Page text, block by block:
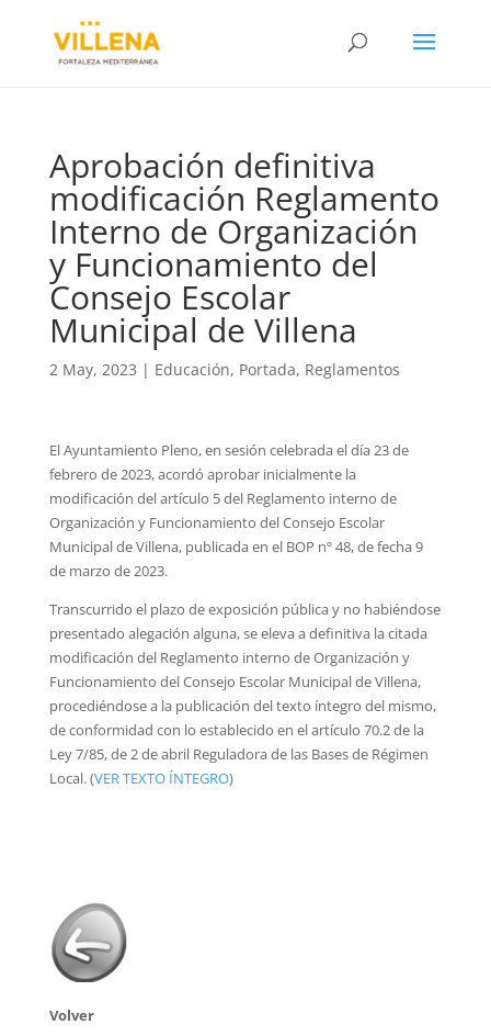
Aprobación definitiva
modificación Reglamento
Interno de Organización
y Funcionamiento del
Consejo Escolar
Municipal de Villena
2 May, 2023 | Educación, Portada, Reglamentos
El Ayuntamiento Pleno, en sesión celebrada el día 23 de
febrero de 2023, acordó aprobar inicialmente la
modificación del artículo 5 del Reglamento interno de
Organización y Funcionamiento del Consejo Escolar
Municipal de Villena, publicada en el BOP nº 48, de fecha 9
de marzo de 2023.
Transcurrido el plazo de exposición pública y no habiéndose
presentado alegación alguna, se eleva a definitiva la citada
modificación del Reglamento interno de Organización y
Funcionamiento del Consejo Escolar Municipal de Villena,
procediéndose a la publicación del texto íntegro del mismo,
de conformidad con lo establecido en el artículo 70.2 de la
Ley 7/85, de 2 de abril Reguladora de las Bases de Régimen
Local. (VER TEXTO ÍNTEGRO)
Volver